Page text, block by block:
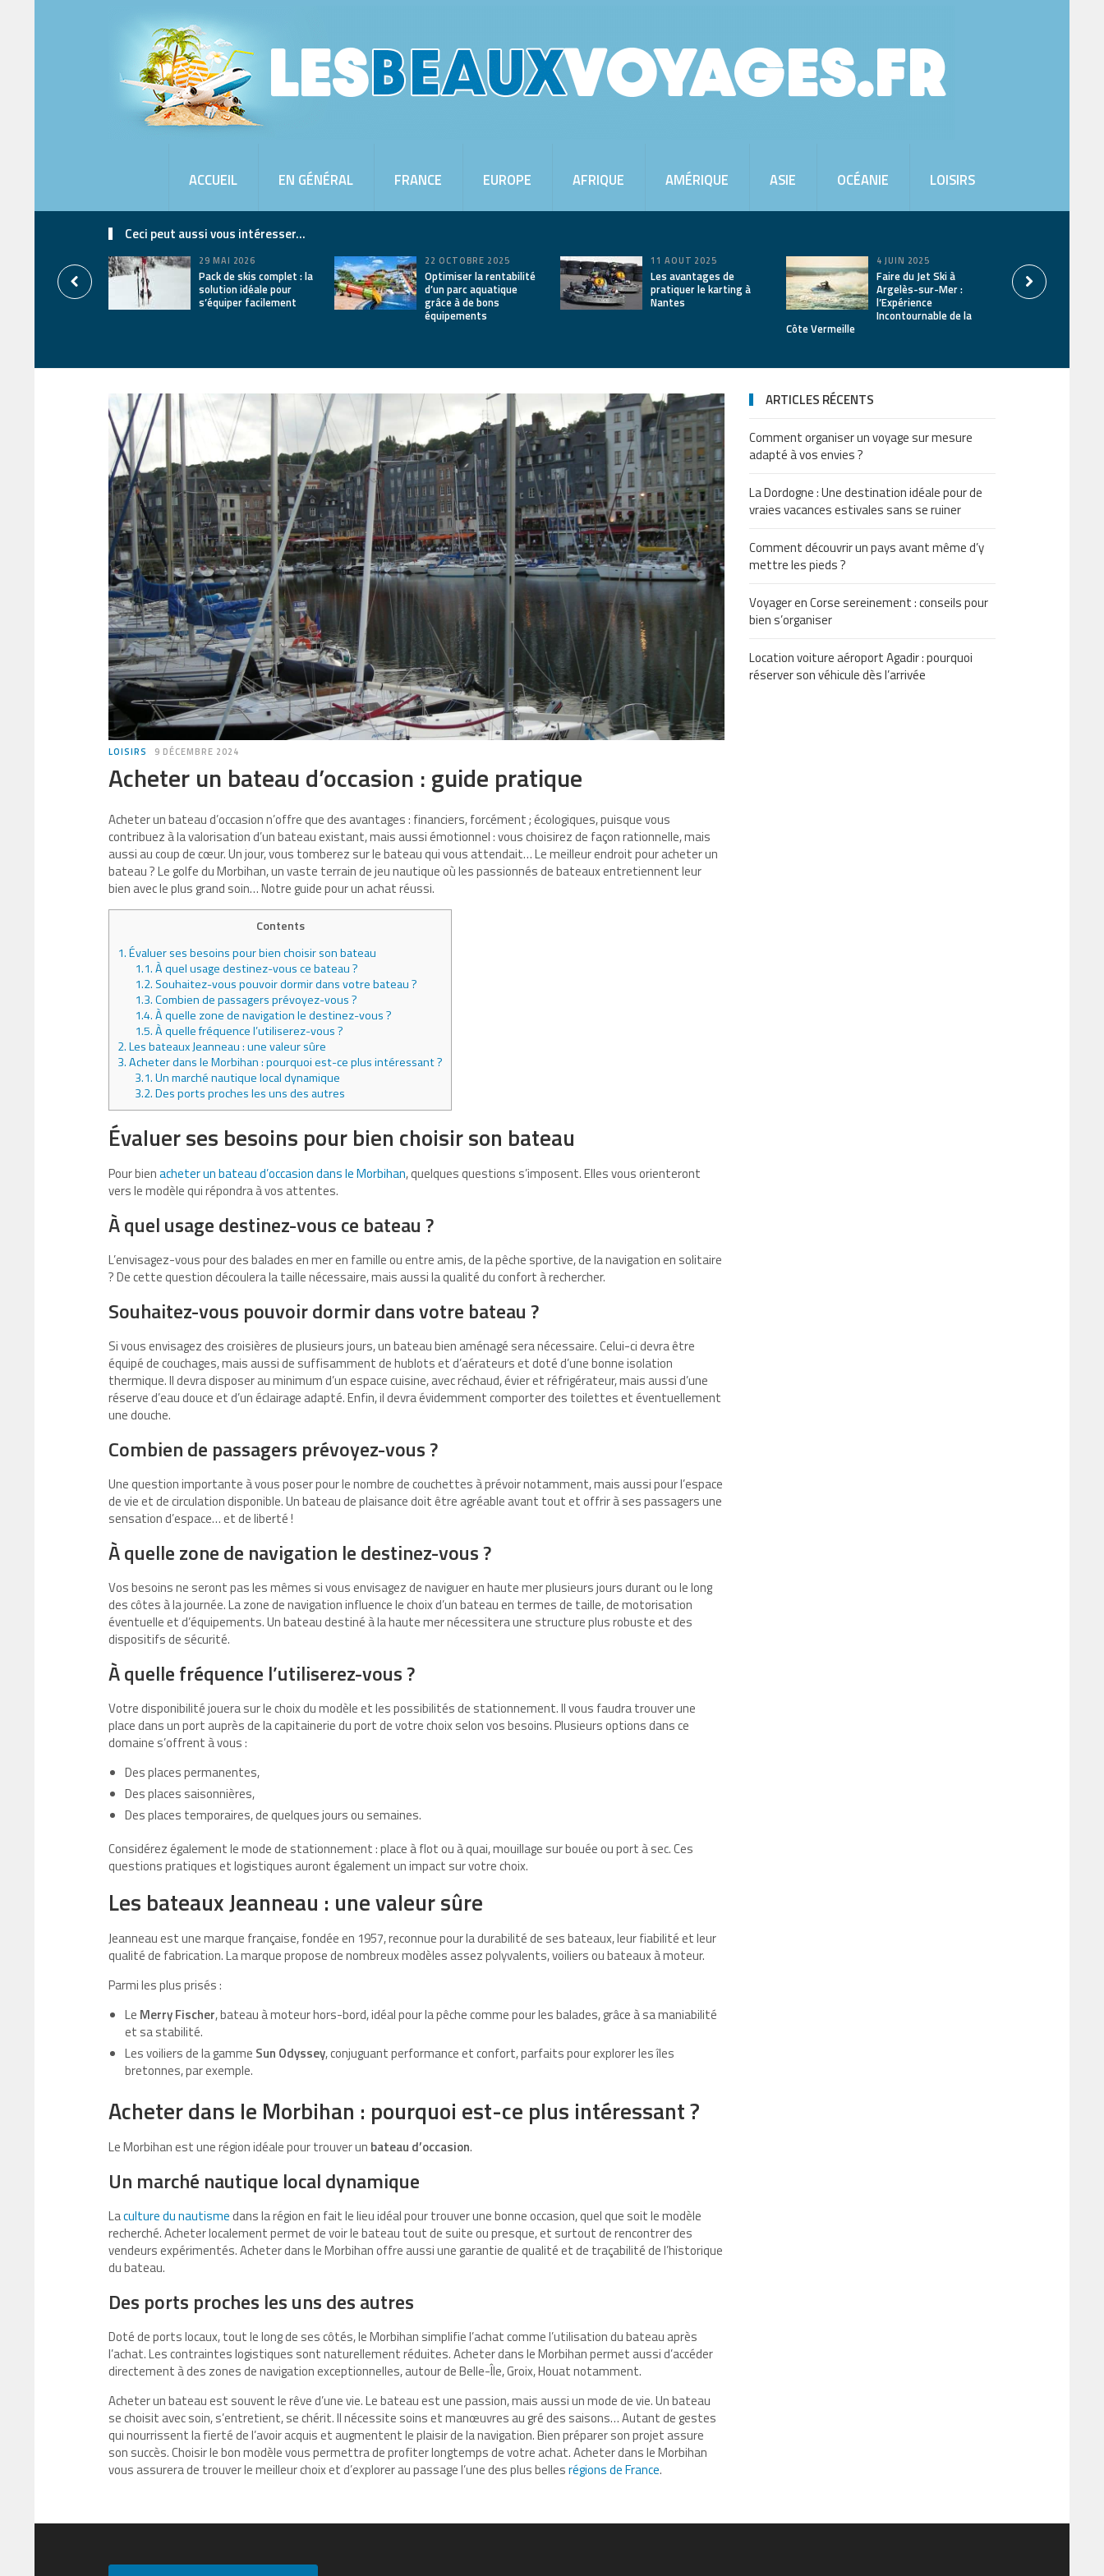
ACCUEIL EN GÉNÉRAL FRANCE EUROPE AFRIQUE AMÉRIQUE ASIE OCÉANIE LOISIRS
Ceci peut aussi vous intéresser...
29 MAI 2026
Pack de skis complet : la
solution idéale pour
s’équiper facilement
22 OCTOBRE 2025
Optimiser la rentabilité
d’un parc aquatique
grâce à de bons
équipements
11 AOÛT 2025
Les avantages de
pratiquer le karting à
Nantes
4 JUIN 2025
Faire du Jet Ski à
Argelès-sur-Mer :
l’Expérience
Incontournable de la
Côte Vermeille
LOISIRS 9 DÉCEMBRE 2024
Acheter un bateau d’occasion : guide pratique
Acheter un bateau d’occasion n’offre que des avantages : financiers, forcément ; écologiques, puisque vous
contribuez à la valorisation d’un bateau existant, mais aussi émotionnel : vous choisirez de façon rationnelle, mais
aussi au coup de cœur. Un jour, vous tomberez sur le bateau qui vous attendait… Le meilleur endroit pour acheter un
bateau ? Le golfe du Morbihan, un vaste terrain de jeu nautique où les passionnés de bateaux entretiennent leur
bien avec le plus grand soin… Notre guide pour un achat réussi.
Contents
1.Évaluer ses besoins pour bien choisir son bateau
1.1.À quel usage destinez-vous ce bateau ?
1.2.Souhaitez-vous pouvoir dormir dans votre bateau ?
1.3.Combien de passagers prévoyez-vous ?
1.4.À quelle zone de navigation le destinez-vous ?
1.5.À quelle fréquence l’utiliserez-vous ?
2.Les bateaux Jeanneau : une valeur sûre
3.Acheter dans le Morbihan : pourquoi est-ce plus intéressant ?
3.1.Un marché nautique local dynamique
3.2.Des ports proches les uns des autres
Évaluer ses besoins pour bien choisir son bateau
Pour bienacheter un bateau d’occasion dans le Morbihan, quelques questions s’imposent. Elles vous orienteront
vers le modèle qui répondra à vos attentes.
À quel usage destinez-vous ce bateau ?
L’envisagez-vous pour des balades en mer en famille ou entre amis, de la pêche sportive, de la navigation en solitaire
? De cette question découlera la taille nécessaire, mais aussi la qualité du confort à rechercher.
Souhaitez-vous pouvoir dormir dans votre bateau ?
Si vous envisagez des croisières de plusieurs jours, un bateau bien aménagé sera nécessaire. Celui-ci devra être
équipé de couchages, mais aussi de suffisamment de hublots et d’aérateurs et doté d’une bonne isolation
thermique. Il devra disposer au minimum d’un espace cuisine, avec réchaud, évier et réfrigérateur, mais aussi d’une
réserve d’eau douce et d’un éclairage adapté. Enfin, il devra évidemment comporter des toilettes et éventuellement
une douche.
Combien de passagers prévoyez-vous ?
Une question importante à vous poser pour le nombre de couchettes à prévoir notamment, mais aussi pour l’espace
de vie et de circulation disponible. Un bateau de plaisance doit être agréable avant tout et offrir à ses passagers une
sensation d’espace… et de liberté !
À quelle zone de navigation le destinez-vous ?
Vos besoins ne seront pas les mêmes si vous envisagez de naviguer en haute mer plusieurs jours durant ou le long
des côtes à la journée. La zone de navigation influence le choix d’un bateau en termes de taille, de motorisation
éventuelle et d’équipements. Un bateau destiné à la haute mer nécessitera une structure plus robuste et des
dispositifs de sécurité.
À quelle fréquence l’utiliserez-vous ?
Votre disponibilité jouera sur le choix du modèle et les possibilités de stationnement. Il vous faudra trouver une
place dans un port auprès de la capitainerie du port de votre choix selon vos besoins. Plusieurs options dans ce
domaine s’offrent à vous :
Des places permanentes,
Des places saisonnières,
Des places temporaires, de quelques jours ou semaines.
Considérez également le mode de stationnement : place à flot ou à quai, mouillage sur bouée ou port à sec. Ces
questions pratiques et logistiques auront également un impact sur votre choix.
Les bateaux Jeanneau : une valeur sûre
Jeanneau est une marque française, fondée en 1957, reconnue pour la durabilité de ses bateaux, leur fiabilité et leur
qualité de fabrication. La marque propose de nombreux modèles assez polyvalents, voiliers ou bateaux à moteur.
Parmi les plus prisés :
Le Merry Fischer, bateau à moteur hors-bord, idéal pour la pêche comme pour les balades, grâce à sa maniabilité
et sa stabilité.
Les voiliers de la gamme Sun Odyssey, conjuguant performance et confort, parfaits pour explorer les îles
bretonnes, par exemple.
Acheter dans le Morbihan : pourquoi est-ce plus intéressant ?
Le Morbihan est une région idéale pour trouver un bateau d’occasion.
Un marché nautique local dynamique
Laculture du nautismedans la région en fait le lieu idéal pour trouver une bonne occasion, quel que soit le modèle
recherché. Acheter localement permet de voir le bateau tout de suite ou presque, et surtout de rencontrer des
vendeurs expérimentés. Acheter dans le Morbihan offre aussi une garantie de qualité et de traçabilité de l’historique
du bateau.
Des ports proches les uns des autres
Doté de ports locaux, tout le long de ses côtés, le Morbihan simplifie l’achat comme l’utilisation du bateau après
l’achat. Les contraintes logistiques sont naturellement réduites. Acheter dans le Morbihan permet aussi d’accéder
directement à des zones de navigation exceptionnelles, autour de Belle-Île, Groix, Houat notamment.
Acheter un bateau est souvent le rêve d’une vie. Le bateau est une passion, mais aussi un mode de vie. Un bateau
se choisit avec soin, s’entretient, se chérit. Il nécessite soins et manœuvres au gré des saisons… Autant de gestes
qui nourrissent la fierté de l’avoir acquis et augmentent le plaisir de la navigation. Bien préparer son projet assure
son succès. Choisir le bon modèle vous permettra de profiter longtemps de votre achat. Acheter dans le Morbihan
vous assurera de trouver le meilleur choix et d’explorer au passage l’une des plus bellesrégions de France.
ARTICLES RÉCENTS
Comment organiser un voyage sur mesure
adapté à vos envies ?
La Dordogne : Une destination idéale pour de
vraies vacances estivales sans se ruiner
Comment découvrir un pays avant même d’y
mettre les pieds ?
Voyager en Corse sereinement : conseils pour
bien s’organiser
Location voiture aéroport Agadir : pourquoi
réserver son véhicule dès l’arrivée